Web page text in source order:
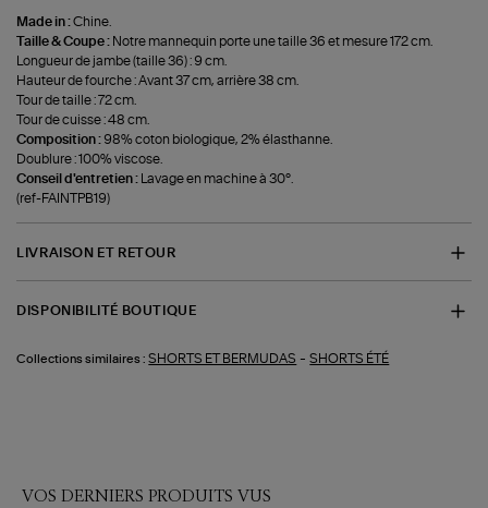
Made in :Chine.
Taille & Coupe : Notre mannequin porte une taille 36 et mesure 172 cm.
Longueur de jambe (taille 36) : 9 cm.
Hauteur de fourche : Avant 37 cm, arrière 38 cm.
Tour de taille : 72 cm.
Tour de cuisse : 48 cm.
Composition : 98% coton biologique, 2% élasthanne.
Doublure : 100% viscose.
Conseil d'entretien :
Lavage en machine à 30°.
(ref-FAINTPB19)
LIVRAISON ET RETOUR
DISPONIBILITÉ BOUTIQUE
Collections similaires : SHORTS ET BERMUDAS -SHORTS ÉTÉ
VOS DERNIERS PRODUITS VUS